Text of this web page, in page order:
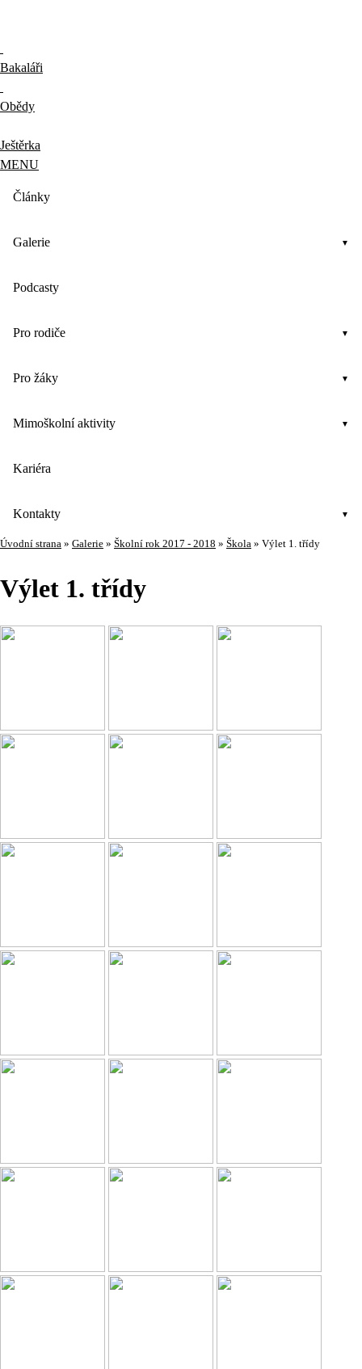
Bakaláři
Obědy
Ještěrka
MENU
Články
Galerie
Podcasty
Pro rodiče
Pro žáky
Mimoškolní aktivity
Kariéra
Kontakty
Úvodní strana » Galerie » Školní rok 2017 - 2018 » Škola » Výlet 1. třídy
Výlet 1. třídy